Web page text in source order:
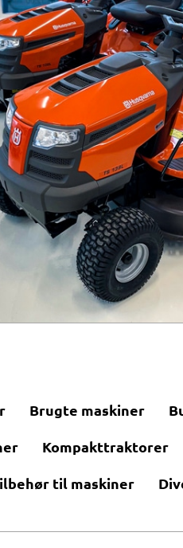
Brugte maskiner
Kompakttraktorer
til maskiner